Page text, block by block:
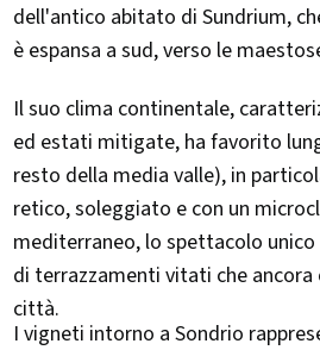
dell'antico abitato di Sundrium,
è espansa a sud, verso le
Il suo clima continentale,
ed estati mitigate, ha favorito
resto della media valle), in
retico, soleggiato e con un
mediterraneo, lo spettacolo
di terrazzamenti vitati che ancora
città.
I vigneti intorno a Sondrio